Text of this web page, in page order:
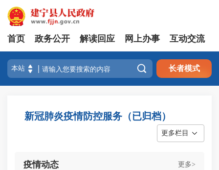
首页 政务公开 解读回应 网上办事 互动交流
 长者模式
新冠肺炎疫情防控服务（已归档）
更多栏目
更多>
疫情动态